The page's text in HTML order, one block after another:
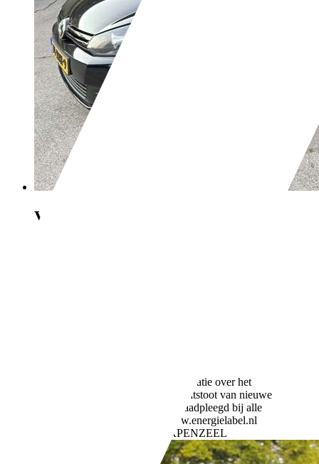
Volkswagen Golf
Meer informatie over het
brandstofverbruik en CO2-uitstoot van nieuwe
voertuigen kan worden geraadpleegd bij alle
verkooppunten en op: www.energielabel.nl
NL-3925 LW SCHERPENZEEL